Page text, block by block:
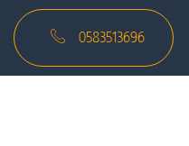
0583513696